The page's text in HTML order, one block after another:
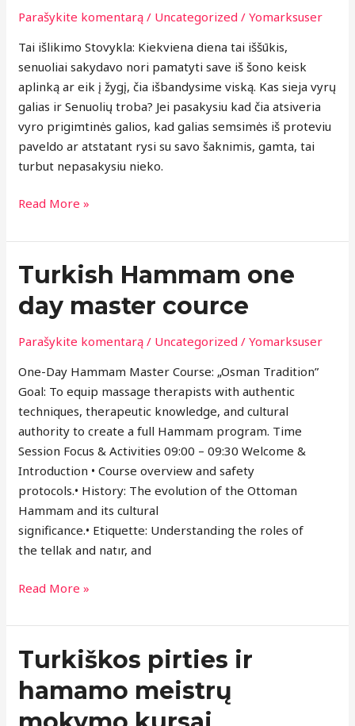
Parašykite komentarą / Uncategorized /Yomarksuser
Tai išlikimo Stovykla: Kiekviena diena tai iššūkis,
senuoliai sakydavo nori pamatyti save iš šono keisk
aplinką ar eik į žygį, čia išbandysime viską. Kas sieja vyrų
galias ir Senuolių troba? Jei pasakysiu kad čia atsiveria
vyro prigimtinės galios, kad galias semsimės iš proteviu
paveldo ar atstatant rysi su savo šaknimis, gamta, tai
turbut nepasakysiu nieko.
Senuolių
troba
įvadas
Read More »
Turkish Hammam one
day master cource
Parašykite komentarą / Uncategorized /Yomarksuser
One-Day Hammam Master Course: „Osman Tradition”
Goal: To equip massage therapists with authentic
techniques, therapeutic knowledge, and cultural
authority to create a full Hammam program. Time
Session Focus & Activities 09:00 – 09:30 Welcome &
Introduction • Course overview and safety
protocols.• History: The evolution of the Ottoman
Hammam and its cultural
significance.• Etiquette: Understanding the roles of
the tellak and natır, and
Turkish
Hammam
one
master
cource
Read More »
Turkiškos pirties ir
hamamo meistrų
Turkiškos
pirties
ir
hamamo